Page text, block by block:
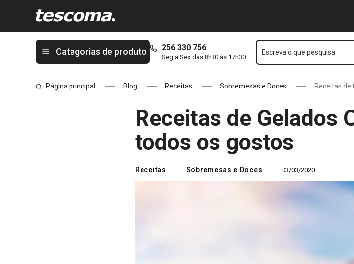
Categorias de produto 256 330 756
Seg a Sex das 8h30 às 17h30
Escreva o que pesquisa
Página principal Blog Receitas Sobremesas e Doces Receitas de
Receitas de Gelados
todos os gostos
Receitas Sobremesas e Doces 03/03/2020